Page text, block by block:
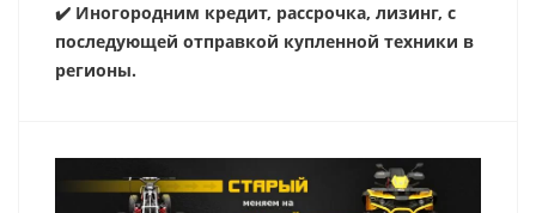
✔️ Иногородним кредит, рассрочка, лизинг, с
последующей отправкой купленной техники в
регионы.